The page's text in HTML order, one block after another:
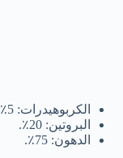
الكربوهيدرات: 5٪.
البروتين: 20٪.
الدهون: 75٪.